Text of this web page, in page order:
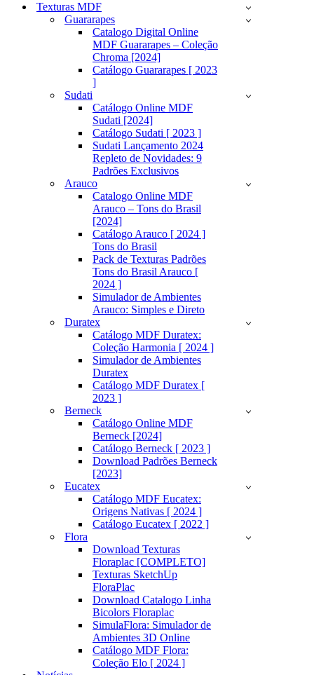
Texturas MDF
Guararapes
Catalogo Digital Online
MDF Guararapes – Coleção
Chroma [2024]
Catálogo Guararapes [ 2023
]
Sudati
Catálogo Online MDF
Sudati [2024]
Catálogo Sudati [ 2023 ]
Sudati Lançamento 2024
Repleto de Novidades: 9
Padrões Exclusivos
Arauco
Catalogo Online MDF
Arauco – Tons do Brasil
[2024]
Catálogo Arauco [ 2024 ]
Tons do Brasil
Pack de Texturas Padrões
Tons do Brasil Arauco [
2024 ]
Simulador de Ambientes
Arauco: Simples e Direto
Duratex
Catálogo MDF Duratex:
Coleção Harmonia [ 2024 ]
Simulador de Ambientes
Duratex
Catálogo MDF Duratex [
2023 ]
Berneck
Catálogo Online MDF
Berneck [2024]
Catálogo Berneck [ 2023 ]
Download Padrões Berneck
[2023]
Eucatex
Catálogo MDF Eucatex:
Origens Nativas [ 2024 ]
Catálogo Eucatex [ 2022 ]
Flora
Download Texturas
Floraplac [COMPLETO]
Texturas SketchUp
FloraPlac
Download Catalogo Linha
Bicolors Floraplac
SimulaFlora: Simulador de
Ambientes 3D Online
Catálogo MDF Flora:
Coleção Elo [ 2024 ]